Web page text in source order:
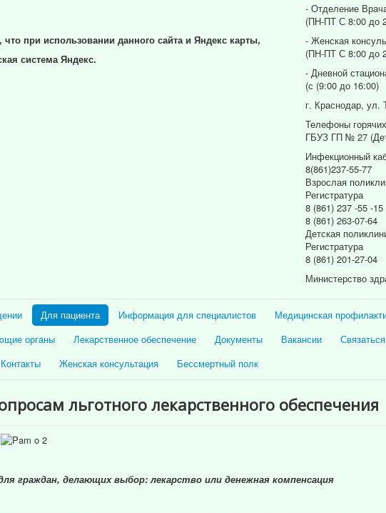
при использовании данного сайта и Яндекс карты,
система Яндекс.
- Отделение
(ПН-ПТ С 8:00 до
- Женская
(ПН-ПТ С 8:00 до
- Дневной
(с (9:00 до 16:00)
г. Краснодар,
Телефоны
ГБУЗ ГП № 27
Инфекционный
8(861)237-55-77
Взрослая
Регистратура
8 (861) 237 -55 -15
8 (861) 263-07-64
Детская
Регистратура
8 (861) 201-27-04
Министерство
Для пациента Информация для специалистов
Медицинская
органы Лекарственное обеспечение Документы Вакансии
Контакты Женская консультация Бессмертный полк
льготного лекарственного обеспечения
граждан, делающих выбор: лекарство или денежная компенсация